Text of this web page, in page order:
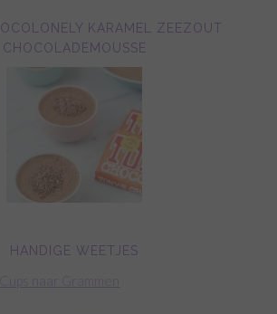
KARAMEL ZEEZOUT
CHOCOLADEMOUSSE
HANDIGE WEETJES
naar Grammen